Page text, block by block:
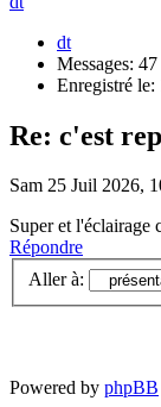
dt
Messages: 47
Enregistré le:
Re: c'est
Sam 25 Juil 2026,
Super et l'éclairage
Répondre
Aller à:
Powered by phpBB